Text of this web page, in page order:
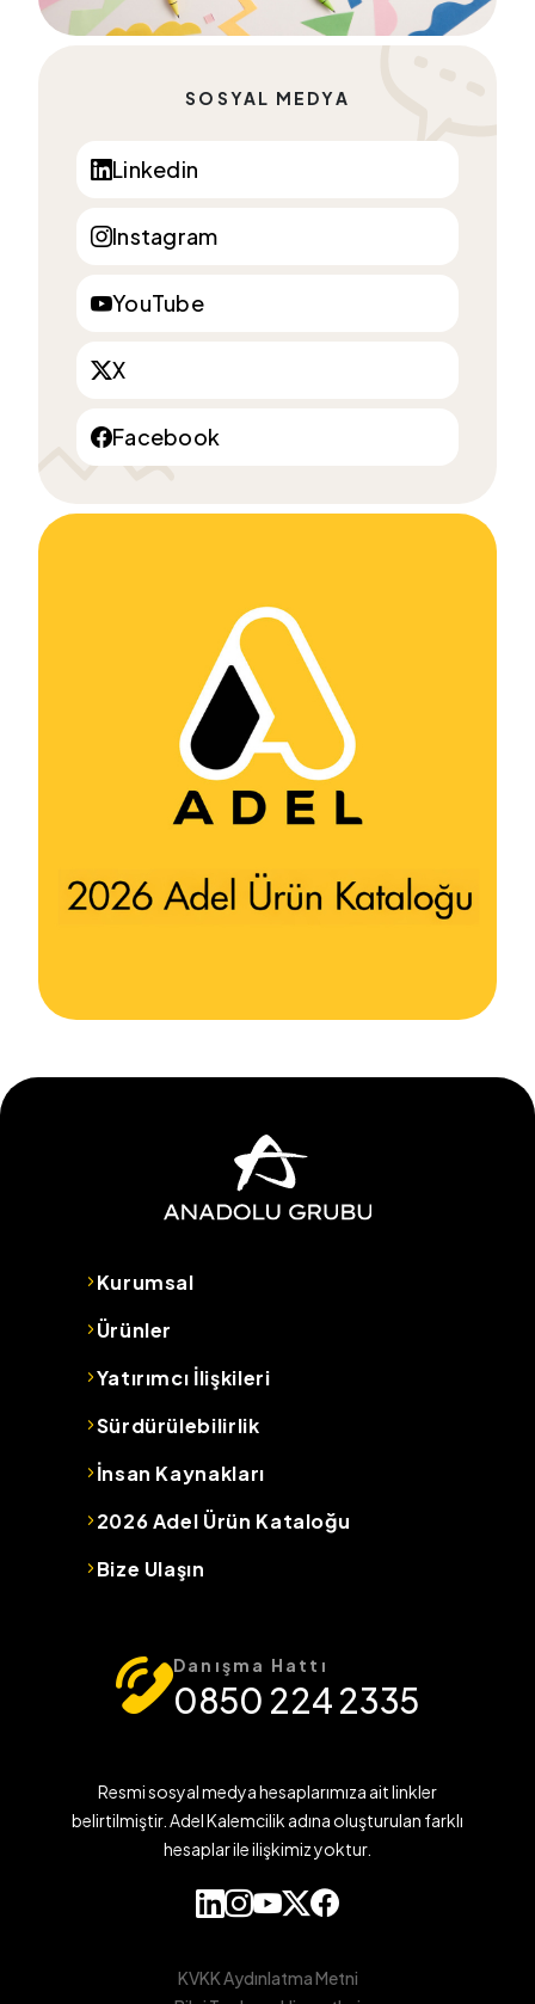
SOSYAL MEDYA
Linkedin
Instagram
YouTube
X
Facebook
Kurumsal
Ürünler
Yatırımcı İlişkileri
Sürdürülebilirlik
İnsan Kaynakları
2026 Adel Ürün Kataloğu
Bize Ulaşın
Danışma Hattı
0850 224 2335
Resmi sosyal medya hesaplarımıza ait linkler
belirtilmiştir. Adel Kalemcilik adına oluşturulan farklı
hesaplar ile ilişkimiz yoktur.
KVKK Aydınlatma Metni